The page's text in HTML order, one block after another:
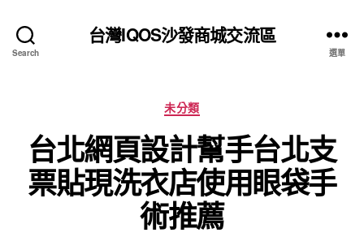
Search
台灣IQOS沙發商城交流區
選單
分
類
未分類
台北網頁設計幫手台北支
票貼現洗衣店使用眼袋手
術推薦